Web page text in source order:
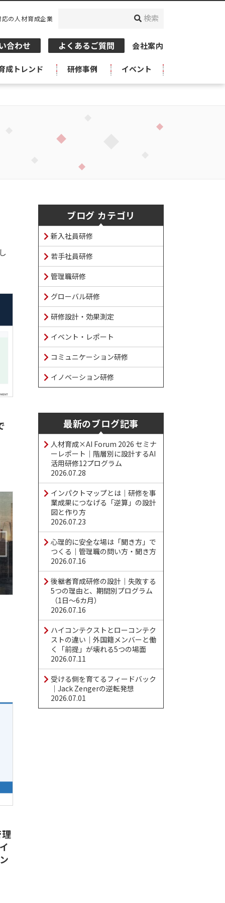
の人材育成企業
会社案内
成トレンド 研修事例 イベント
ブログ カテゴリ
新入社員研修
若手社員研修
管理職研修
グローバル研修
研修設計・効果測定
イベント・レポート
コミュニケーション研修
イノベーション研修
最新のブログ記事
人材育成×AI Forum 2026 セミナ
ーレポート｜階層別に設計するAI
活用研修12プログラム
2026.07.28
インパクトマップとは｜研修を事
業成果につなげる「逆算」の設計
図と作り方
2026.07.23
心理的に安全な場は「聞き方」で
つくる｜管理職の問い方・聞き方
2026.07.16
後継者育成研修の設計｜失敗する
5つの理由と、期間別プログラム
（1日〜6カ月）
2026.07.16
ハイコンテクストとローコンテク
ストの違い｜外国籍メンバーと働
く「前提」が壊れる5つの場面
2026.07.11
受ける側を育てるフィードバック
｜Jack Zengerの逆転発想
2026.07.01